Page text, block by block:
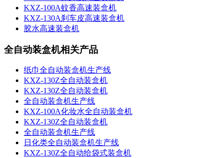
KXZ-100A蚊香高速装盒机
KXZ-130A刹车皮高速装盒机
胶水高速装盒机
全自动装盒机相关产品
纸巾全自动装盒机生产线
KXZ-130Z全自动装盒机
KXZ-130Z全自动装盒机
全自动装盒机生产线
KXZ-100A化妆水全自动装盒机
KXZ-130Z全自动装盒机
全自动装盒机生产线
日化类全自动装盒机生产线
KXZ-130Z全自动给袋式装盒机